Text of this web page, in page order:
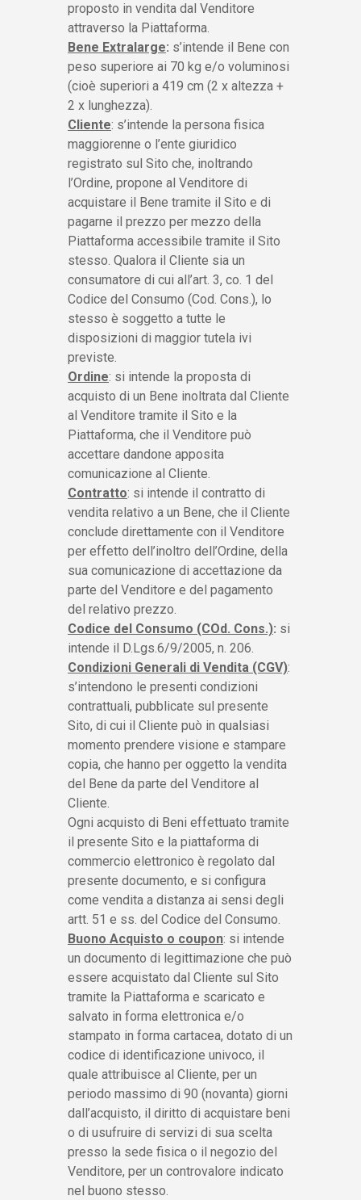
proposto in vendita dal Venditore
attraverso la Piattaforma.
Bene Extralarge: s’intende il Bene con
peso superiore ai 70 kg e/o voluminosi
(cioè superiori a 419 cm (2 x altezza +
2 x lunghezza).
Cliente: s’intende la persona fisica
maggiorenne o l’ente giuridico
registrato sul Sito che, inoltrando
l’Ordine, propone al Venditore di
acquistare il Bene tramite il Sito e di
pagarne il prezzo per mezzo della
Piattaforma accessibile tramite il Sito
stesso. Qualora il Cliente sia un
consumatore di cui all’art. 3, co. 1 del
Codice del Consumo (Cod. Cons.), lo
stesso è soggetto a tutte le
disposizioni di maggior tutela ivi
previste.
Ordine: si intende la proposta di
acquisto di un Bene inoltrata dal Cliente
al Venditore tramite il Sito e la
Piattaforma, che il Venditore può
accettare dandone apposita
comunicazione al Cliente.
Contratto: si intende il contratto di
vendita relativo a un Bene, che il Cliente
conclude direttamente con il Venditore
per effetto dell’inoltro dell’Ordine, della
sua comunicazione di accettazione da
parte del Venditore e del pagamento
del relativo prezzo.
Codice del Consumo (COd. Cons.): si
intende il D.Lgs.6/9/2005, n. 206.
Condizioni Generali di Vendita (CGV):
s’intendono le presenti condizioni
contrattuali, pubblicate sul presente
Sito, di cui il Cliente può in qualsiasi
momento prendere visione e stampare
copia, che hanno per oggetto la vendita
del Bene da parte del Venditore al
Cliente.
Ogni acquisto di Beni effettuato tramite
il presente Sito e la piattaforma di
commercio elettronico è regolato dal
presente documento, e si configura
come vendita a distanza ai sensi degli
artt. 51 e ss. del Codice del Consumo.
Buono Acquisto o coupon: si intende
un documento di legittimazione che può
essere acquistato dal Cliente sul Sito
tramite la Piattaforma e scaricato e
salvato in forma elettronica e/o
stampato in forma cartacea, dotato di un
codice di identificazione univoco, il
quale attribuisce al Cliente, per un
periodo massimo di 90 (novanta) giorni
dall’acquisto, il diritto di acquistare beni
o di usufruire di servizi di sua scelta
presso la sede fisica o il negozio del
Venditore, per un controvalore indicato
nel buono stesso.